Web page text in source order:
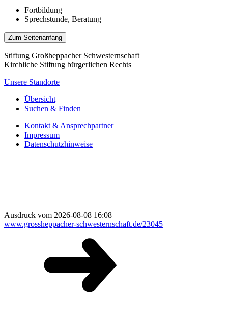
Fortbildung
Sprechstunde, Beratung
Zum Seitenanfang
Stiftung Großheppacher Schwesternschaft
Kirchliche Stiftung bürgerlichen Rechts
Unsere Standorte
Übersicht
Suchen & Finden
Kontakt & Ansprechpartner
Impressum
Datenschutzhinweise
Ausdruck vom 2026-08-08 16:08
www.grossheppacher-schwesternschaft.de/23045